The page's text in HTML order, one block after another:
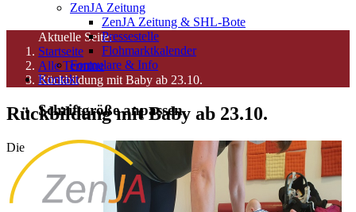
ZenJA Zeitung
ZenJA Zeitung & SHL-Bote
Pressestelle
Flohmarktkalender
Formulare & Info
Kontakt
Schriftgröße anpassen
Aktuelle Seite:
Startseite
Alle Termine
Rückbildung mit Baby ab 23.10.
Rückbildung mit Baby ab 23.10.
Die